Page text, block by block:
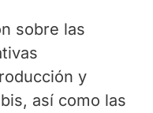
sobre las
y
así como las